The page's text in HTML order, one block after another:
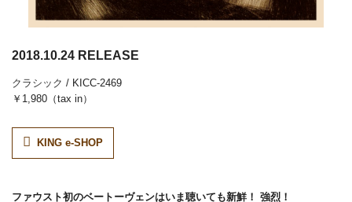
2018.10.24 RELEASE
クラシック / KICC-2469
￥1,980（tax in）
KING e-SHOP
ファウスト初のベートーヴェンはいま聴いても新鮮！ 強烈！